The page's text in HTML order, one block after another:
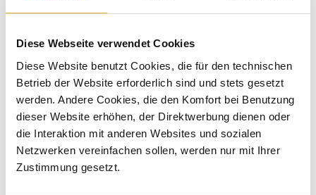
Diese Webseite verwendet Cookies
Diese Website benutzt Cookies, die für den technischen
Betrieb der Website erforderlich sind und stets gesetzt
werden. Andere Cookies, die den Komfort bei Benutzung
dieser Website erhöhen, der Direktwerbung dienen oder
die Interaktion mit anderen Websites und sozialen
Netzwerken vereinfachen sollen, werden nur mit Ihrer
Zustimmung gesetzt.
1,15 €*
Prix TTC, frais de livraison en sus
Disponible dans le délai de livraison
indiqué